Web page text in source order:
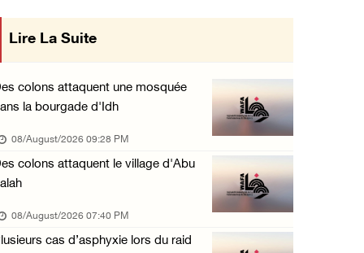
Les forces israéliennes bloquent les accès à ...
07/August/2026 10:31 PM
décisions du Conseil
les relations avec
Lire La Suite
colons attaquent une mosquée
la bourgade d'Idh
08/August/2026 09:28 PM
colons attaquent le village d'Abu
08/August/2026 07:40 PM
cas d’asphyxie lors du raid